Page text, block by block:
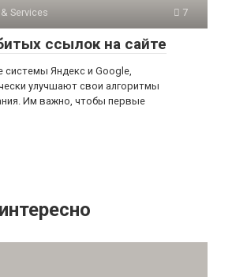
Services 7
ссылок на сайте
Яндекс и Google,
улучшают свои алгоритмы
Им важно, чтобы первые